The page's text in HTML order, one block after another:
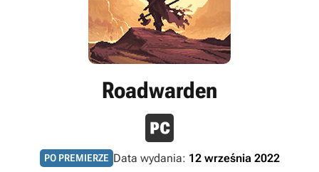
Roadwarden
PO PREMIERZE Data wydania: 12 września 2022